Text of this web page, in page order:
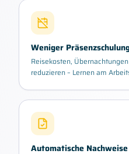
Weniger
Reisekosten,
reduzieren – Lernen am
Automatische Nachweise